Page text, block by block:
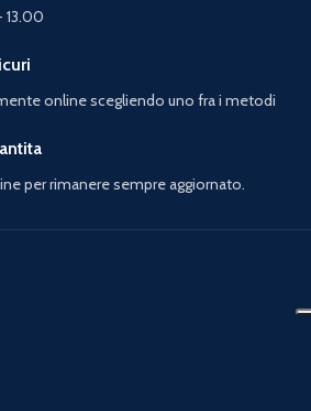
13.00
online scegliendo uno fra i metodi
per rimanere sempre aggiornato.